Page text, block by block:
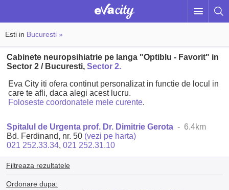
Esti in Bucuresti »
Cabinete neuropsihiatrie pe langa "Optiblu - Favorit" in
Sector 2 / Bucuresti,Sector 2.
Eva City iti ofera continut personalizat in functie de locul in
care te afli, daca alegi acest lucru.
Foloseste coordonatele mele curente.
Spitalul de Urgenta prof. Dr. Dimitrie Gerota - 6.4km
Bd. Ferdinand, nr. 50 (vezi pe harta)
021 252.33.34,021 252.31.10
Filtreaza rezultatele
Ordonare dupa: